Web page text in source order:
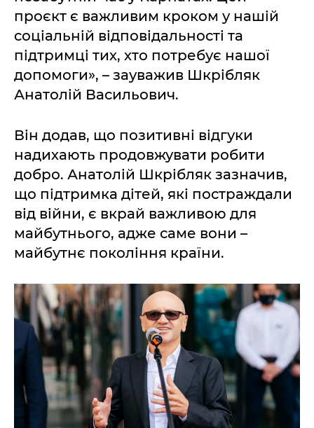
проєкт є важливим кроком у нашій
соціальній відповідальності та
підтримці тих, хто потребує нашої
допомоги», – зауважив Шкрібляк
Анатолій Васильович.
Він додав, що позитивні відгуки
надихають продовжувати робити
добро. Анатолій Шкрібляк зазначив,
що підтримка дітей, які постраждали
від війни, є вкрай важливою для
майбутнього, адже саме вони –
майбутнє покоління країни.